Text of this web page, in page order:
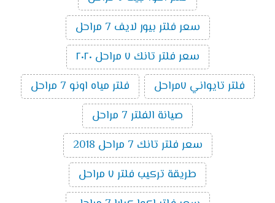
سعر فلتر بيور لايف 7 مراحل
سعر فلتر تانك ٧ مراحل ٢٠٢٠
فلتر تايواني ٧مراحل
فلتر مياه اونو 7 مراحل
صيانة الفلتر 7 مراحل
سعر فلتر تانك 7 مراحل 2018
طريقة تركيب فلتر ٧ مراحل